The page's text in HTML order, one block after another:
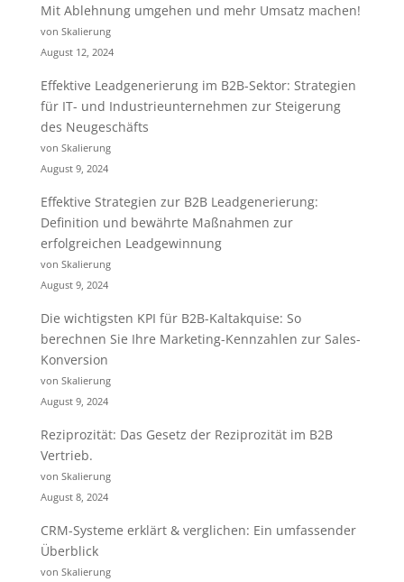
Mit Ablehnung umgehen und mehr Umsatz machen!
von Skalierung
August 12, 2024
Effektive Leadgenerierung im B2B-Sektor: Strategien
für IT- und Industrieunternehmen zur Steigerung
des Neugeschäfts
von Skalierung
August 9, 2024
Effektive Strategien zur B2B Leadgenerierung:
Definition und bewährte Maßnahmen zur
erfolgreichen Leadgewinnung
von Skalierung
August 9, 2024
Die wichtigsten KPI für B2B-Kaltakquise: So
berechnen Sie Ihre Marketing-Kennzahlen zur Sales-
Konversion
von Skalierung
August 9, 2024
Reziprozität: Das Gesetz der Reziprozität im B2B
Vertrieb.
von Skalierung
August 8, 2024
CRM-Systeme erklärt & verglichen: Ein umfassender
Überblick
von Skalierung